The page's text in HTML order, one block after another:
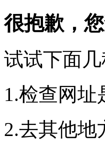
很抱歉，
试试下面几
1.检查网址
2.去其他地